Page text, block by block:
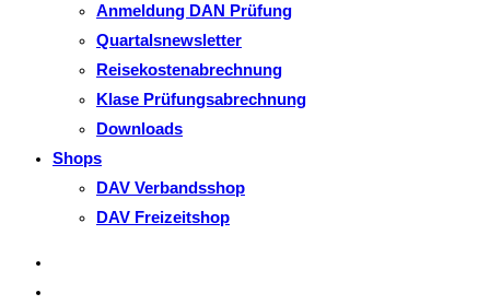
Anmeldung DAN Prüfung
Quartalsnewsletter
Reisekostenabrechnung
Klase Prüfungsabrechnung
Downloads
Shops
DAV Verbandsshop
DAV Freizeitshop